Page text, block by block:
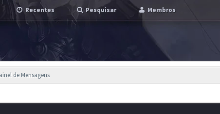
Recentes Pesquisar Membros
de Mensagens